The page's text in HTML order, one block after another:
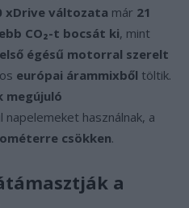
xDrive változata már 21
CO₂-t bocsát ki, mint
égésű motorral szerelt
európai árammixből töltik.
megújuló
napelemeket használnak, a
csökken.
a